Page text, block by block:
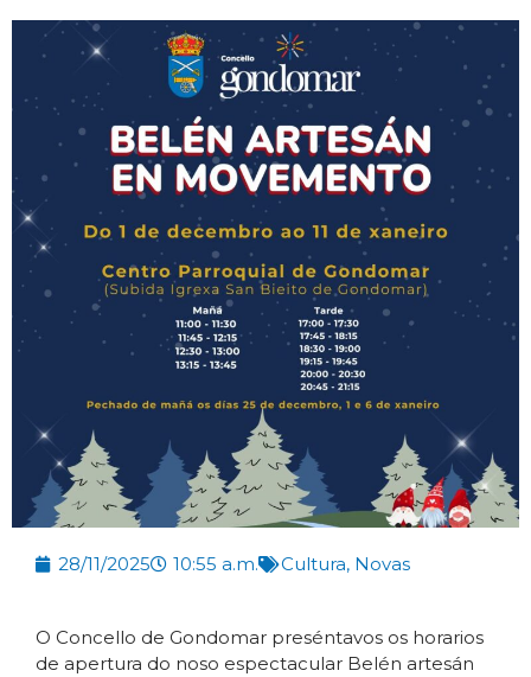
28/11/2025 10:55 a.m. Cultura, Novas
O Concello de Gondomar preséntavos os horarios
de apertura do noso espectacular Belén artesán